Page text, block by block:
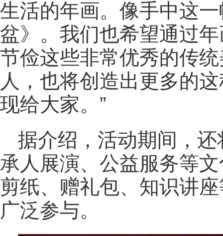
生活的年画。像手中这
盆》。我们也希望通过
节俭这些非常优秀的传
人，也将创造出更多的
现给大家。”
据介绍，活动期间，
承人展演、公益服务等
剪纸、赠礼包、知识讲
广泛参与。